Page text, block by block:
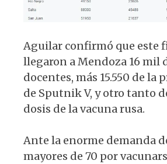
Aguilar confirmó que este
llegaron a Mendoza 16 mil
docentes, más 15.550 de la
de Sputnik V, y otro tanto
dosis de la vacuna rusa.
Ante la enorme demanda
mayores de 70 por